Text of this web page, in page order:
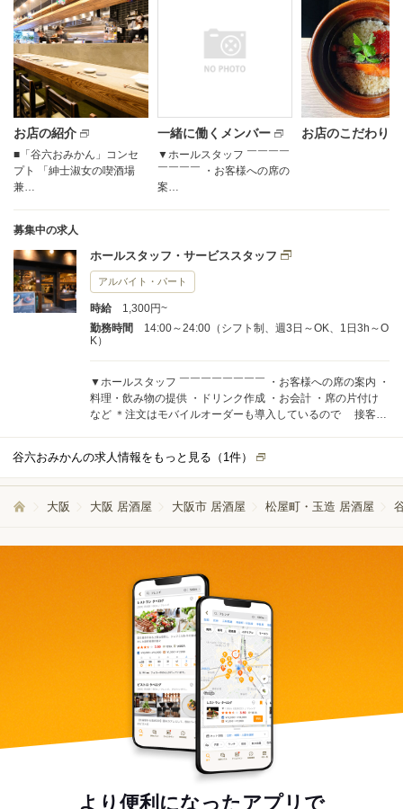
お店の紹介
■「谷六おみかん」コンセ
プト 「紳士淑女の喫酒場
兼…
一緒に働くメンバー
▼ホールスタッフ ￣￣￣￣
￣￣￣￣ ・お客様への席の
案…
お店のこだわり
募集中の求人
ホールスタッフ・サービススタッフ
アルバイト・パート
時給
1,300円~
勤務時間
14:00～24:00（シフト制、週3日～OK、1日3h～O
K）
▼ホールスタッフ ￣￣￣￣￣￣￣￣ ・お客様への席の案内 ・
料理・飲み物の提供 ・ドリンク作成 ・お会計 ・席の片付け
など ＊注文はモバイルオーダーも導入しているので 接客が
修を行いますので 安心して勤務を開始できます♪
谷六おみかんの求人情報をもっと見る（ 1件）
大阪 大阪 居酒屋 大阪市 居酒屋 松屋町・玉造 居酒屋
より便利になったアプリで